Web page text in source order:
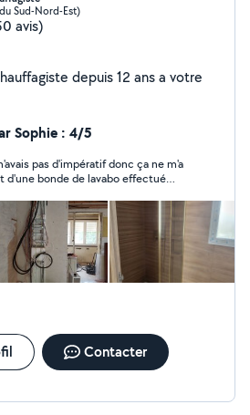
Sud-Nord-Est)
avis)
depuis 12 ans a votre
Sophie : 4/5
pas d'impératif donc ça ne m'a
d'une bonde de lavabo effectué
élevé d'où l'étoile en moins.
Contacter